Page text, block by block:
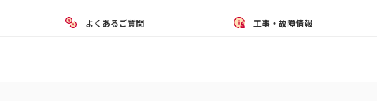
よくあるご質問 工事・故障情報